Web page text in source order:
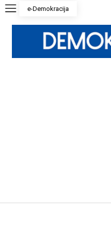
e-Demokracija